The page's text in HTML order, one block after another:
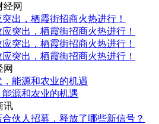
经网
出，栖霞街招商火热进行！
网
源和农业的机遇
讯
伙人招募，释放了哪些新信号？